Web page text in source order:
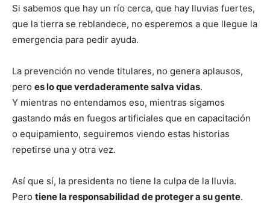
Si sabemos que hay un río cerca, que hay lluvias fuertes,
que la tierra se reblandece, no esperemos a que llegue la
emergencia para pedir ayuda.
La prevención no vende titulares, no genera aplausos,
pero es lo que verdaderamente salva vidas.
Y mientras no entendamos eso, mientras sigamos
gastando más en fuegos artificiales que en capacitación
o equipamiento, seguiremos viendo estas historias
repetirse una y otra vez.
Así que sí, la presidenta no tiene la culpa de la lluvia.
Pero tiene la responsabilidad de proteger a su gente.